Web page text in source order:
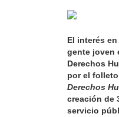
El interés
gente joven
Derechos
por el folleto
Derechos
creación de
servicio